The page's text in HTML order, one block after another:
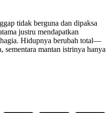
tidak berguna dan dipaksa
justru mendapatkan
Hidupnya berubah total—
sementara mantan istrinya hanya